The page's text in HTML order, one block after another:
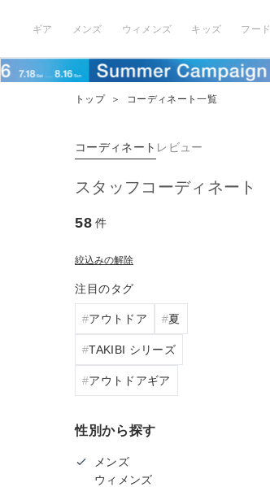
ギア メンズ ウィメンズ キッズ フード
トップ ＞ コーディネート一覧
コーディネート レビュー
スタッフコーディネート
58 件
絞込みの解除
注目のタグ
アウトドア 夏
TAKIBI シリーズ
アウトドアギア
性別から探す
メンズ
ウィメンズ